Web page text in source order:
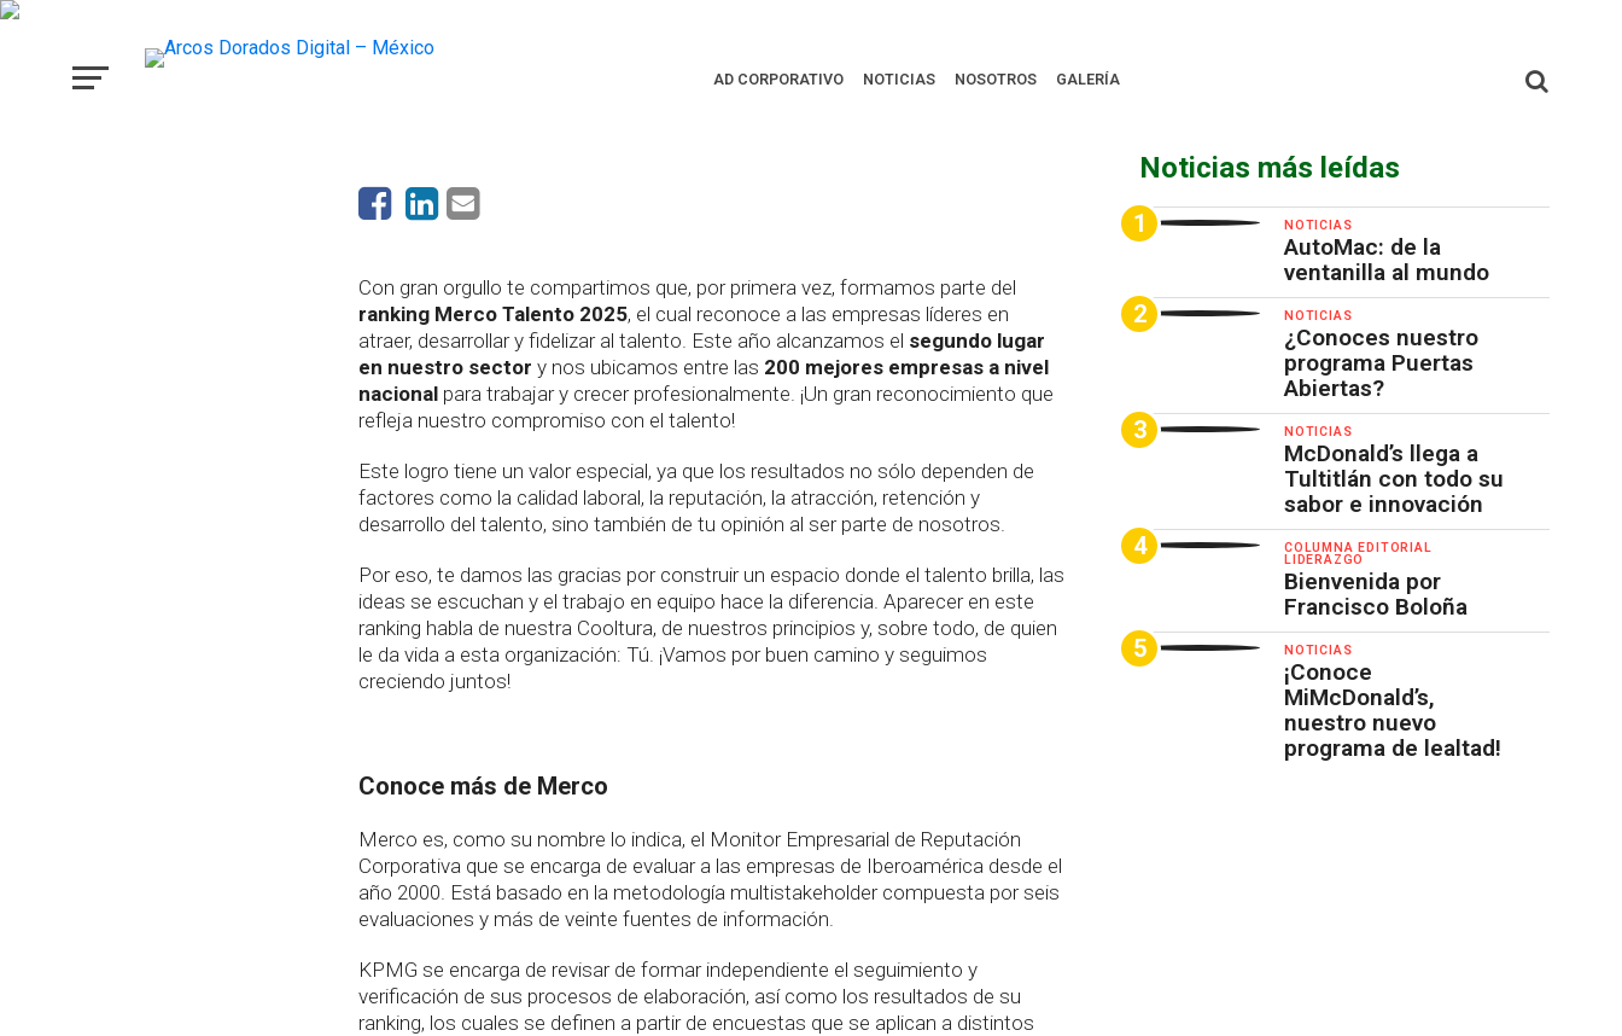
AD CORPORATIVO NOTICIAS NOSOTROS GALERÍA
para trabajar y crecer!
Con gran orgullo te compartimos que, por primera vez, formamos parte del
ranking Merco Talento 2025, el cual reconoce a las empresas líderes en
atraer, desarrollar y fidelizar al talento. Este año alcanzamos el segundo lugar
en nuestro sector y nos ubicamos entre las 200 mejores empresas a nivel
nacional para trabajar y crecer profesionalmente. ¡Un gran reconocimiento que
refleja nuestro compromiso con el talento!
Este logro tiene un valor especial, ya que los resultados no sólo dependen de
factores como la calidad laboral, la reputación, la atracción, retención y
desarrollo del talento, sino también de tu opinión al ser parte de nosotros.
Por eso, te damos las gracias por construir un espacio donde el talento brilla, las
ideas se escuchan y el trabajo en equipo hace la diferencia. Aparecer en este
ranking habla de nuestra Cooltura, de nuestros principios y, sobre todo, de quien
le da vida a esta organización: Tú. ¡Vamos por buen camino y seguimos
creciendo juntos!
Conoce más de Merco
Merco es, como su nombre lo indica, el Monitor Empresarial de Reputación
Corporativa que se encarga de evaluar a las empresas de Iberoamérica desde el
año 2000. Está basado en la metodología multistakeholder compuesta por seis
evaluaciones y más de veinte fuentes de información.
KPMG se encarga de revisar de formar independiente el seguimiento y
verificación de sus procesos de elaboración, así como los resultados de su
ranking, los cuales se definen a partir de encuestas que se aplican a distintos
Noticias más leídas
NOTICIAS
AutoMac: de la
ventanilla al mundo
NOTICIAS
¿Conoces nuestro
programa Puertas
Abiertas?
NOTICIAS
McDonald’s llega a
Tultitlán con todo su
sabor e innovación
COLUMNA EDITORIAL
LIDERAZGO
Bienvenida por
Francisco Boloña
NOTICIAS
¡Conoce
MiMcDonald’s,
nuestro nuevo
programa de lealtad!